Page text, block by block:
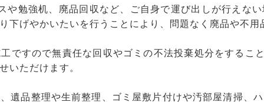
や勉強机、廃品回収など、ご自身で運び出しが行えな
下げやかいたいを行うことにより、問題なく廃品や不用
ですので無責任な回収やゴミの不法投棄処分をするこ
いただけます。
遺品整理や生前整理、ゴミ屋敷片付けや汚部屋清掃、